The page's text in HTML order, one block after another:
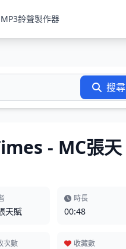
MP3鈴聲製作器
搜尋
- MC張天
天賦
時長
00:48
次數 收藏數